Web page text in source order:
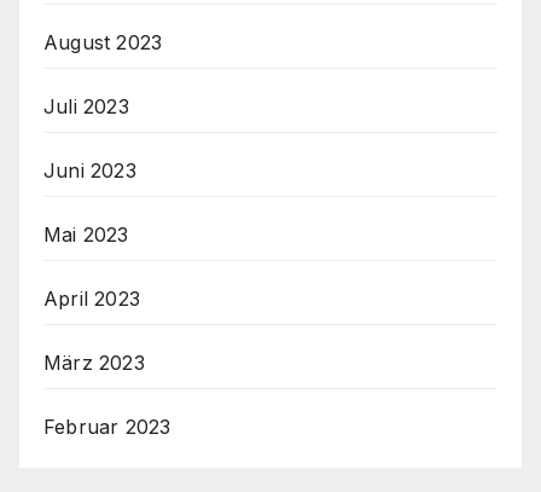
August 2023
Juli 2023
Juni 2023
Mai 2023
April 2023
März 2023
Februar 2023